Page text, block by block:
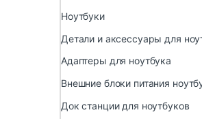
Ноутбуки
Детали и аксессуары для
Адаптеры для ноутбука
Внешние блоки питания
Док станции для ноутбуков